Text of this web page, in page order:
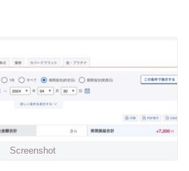
Screenshot